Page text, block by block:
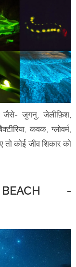
जैसे- जुगनु, जेलीफ़िश,
कवक, ग्लोवर्म,
कोई जीव शिकार को
BEACH -